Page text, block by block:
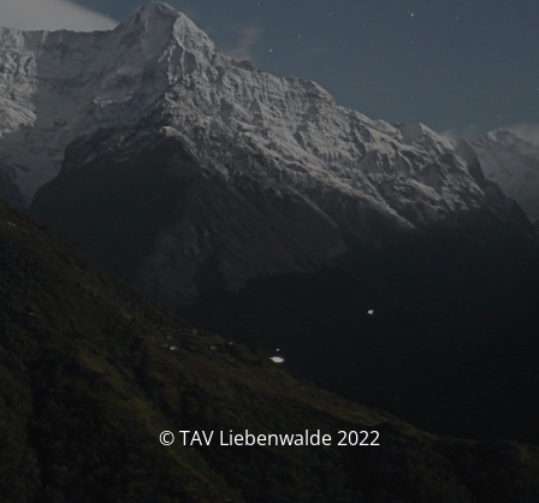
© TAV Liebenwalde 2022